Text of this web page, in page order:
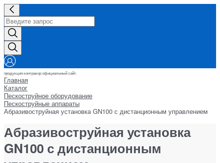
продукция контракор официальный сайт.
Главная
Каталог
Пескоструйное оборудование
Пескоструйные аппараты
Абразивоструйная установка GN100 с дистанционным управлением
Абразивоструйная установка
GN100 с дистанционным